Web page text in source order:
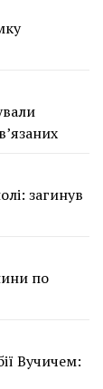
загинув
по
Вучичем: